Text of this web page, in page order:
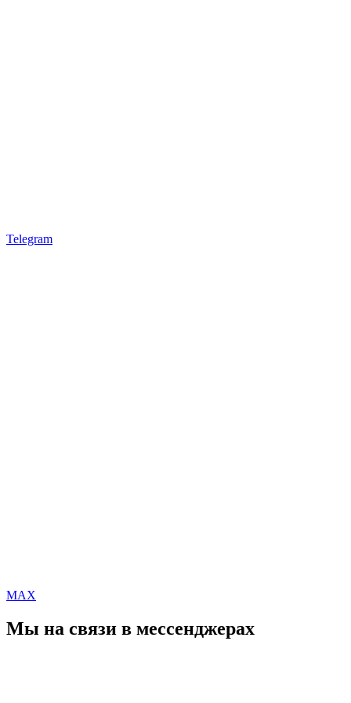
Telegram
MAX
Мы на связи в мессенджерах